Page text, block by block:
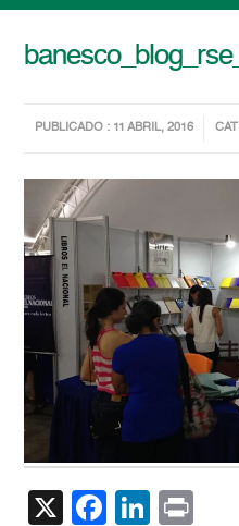
PUBLICADO : 11 ABRIL, 2016
X